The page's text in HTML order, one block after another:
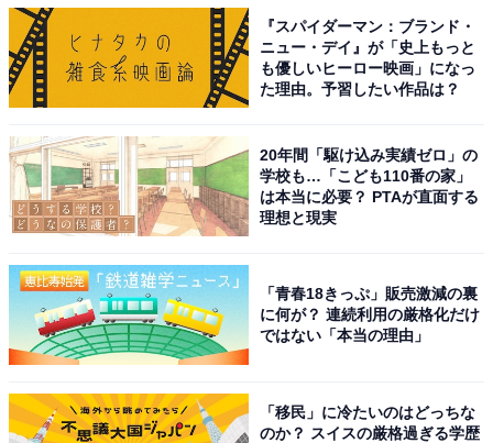
『スパイダーマン：ブランド・
ニュー・デイ』が「史上もっと
も優しいヒーロー映画」になっ
た理由。予習したい作品は？
20年間「駆け込み実績ゼロ」の
学校も…「こども110番の家」
は本当に必要？ PTAが直面する
理想と現実
「青春18きっぷ」販売激減の裏
に何が？ 連続利用の厳格化だけ
ではない「本当の理由」
「移民」に冷たいのはどっちな
のか？ スイスの厳格過ぎる学歴